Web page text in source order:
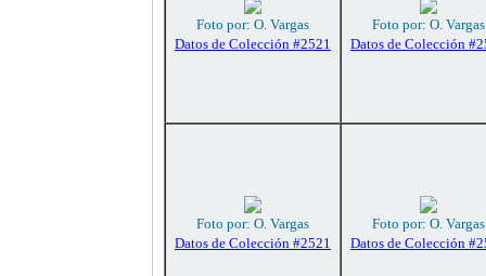
Foto por: O. Vargas
Datos de Colección #2521
Foto por: O. Vargas
Datos de Colección
Foto por: O. Vargas
Datos de Colección #2521
Foto por: O. Vargas
Datos de Colección